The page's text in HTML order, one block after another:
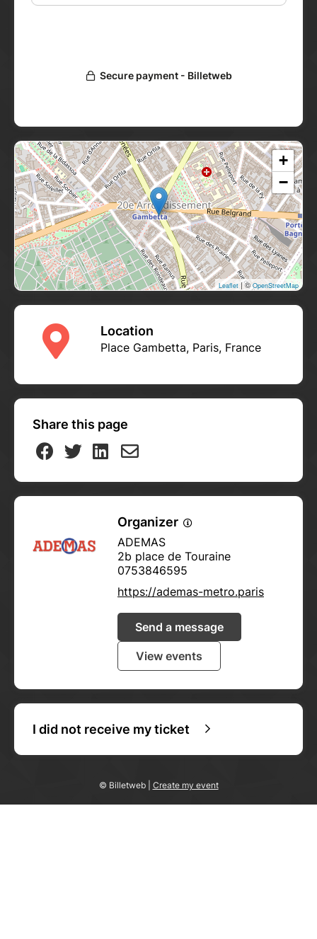
Invalides
+
−
Leaflet | ©OpenStreetMap
Location
Place Gambetta, Paris, France
Share this page
Organizer
ADEMAS
2b place de Touraine
0753846595
https://ademas-metro.paris
Send a message
View events
I did not receive my ticket
© Billetweb | Create my event